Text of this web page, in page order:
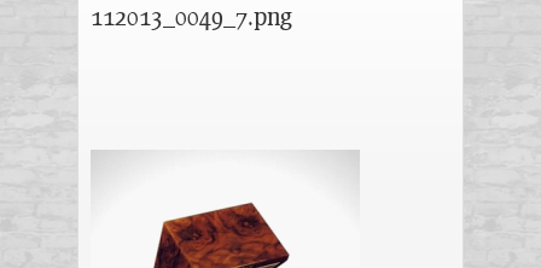
112013_0049_7.png